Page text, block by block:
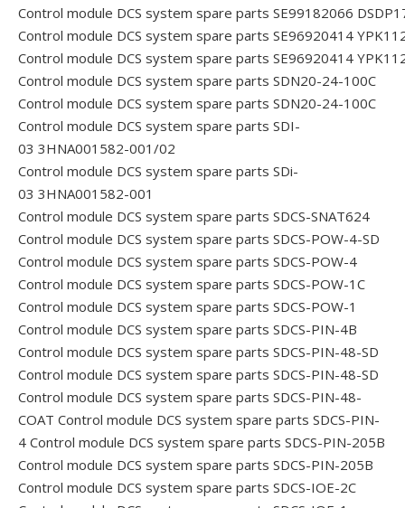
Control module DCS system spare parts SE99182066
Control module DCS system spare parts SE96920414
Control module DCS system spare parts SE96920414
Control module DCS system spare parts SDN20-24-100C
Control module DCS system spare parts SDN20-24-100C
Control module DCS system spare parts SDI-
03 3HNA001582-001/02
Control module DCS system spare parts SDi-
03 3HNA001582-001
Control module DCS system spare parts SDCS-SNAT624
Control module DCS system spare parts SDCS-POW-4-SD
Control module DCS system spare parts SDCS-POW-4
Control module DCS system spare parts SDCS-POW-1C
Control module DCS system spare parts SDCS-POW-1
Control module DCS system spare parts SDCS-PIN-4B
Control module DCS system spare parts SDCS-PIN-48-SD
Control module DCS system spare parts SDCS-PIN-48-SD
Control module DCS system spare parts SDCS-PIN-48-
COAT Control module DCS system spare parts SDCS-PIN-
4 Control module DCS system spare parts SDCS-PIN-205B
Control module DCS system spare parts SDCS-PIN-205B
Control module DCS system spare parts SDCS-IOE-2C